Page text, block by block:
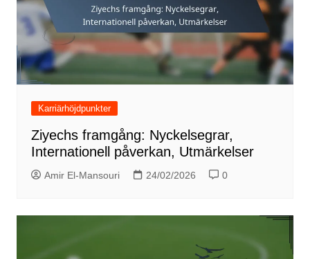
Karriärhöjdpunkter
Ziyechs framgång: Nyckelsegrar,
Internationell påverkan, Utmärkelser
Amir El-Mansouri 24/02/2026 0